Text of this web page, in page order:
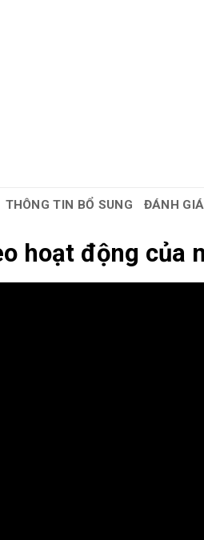
THÔNG TIN BỔ SUNG ĐÁNH
hoạt động của